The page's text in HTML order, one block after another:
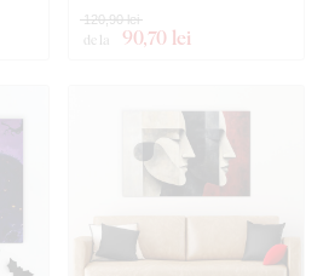
de la 90,70 lei
120,90 lei